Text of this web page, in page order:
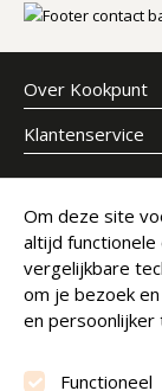
Over Kookpunt
Klantenservice
Meld je aan
E-mailadres
Om deze site
altijd functionele
vergelijkbare
om je bezoek
en persoonlijker
Functioneel